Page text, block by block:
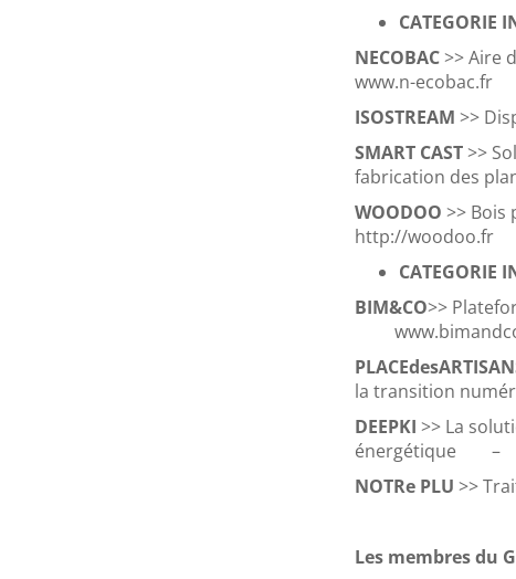
CATEGORIE
NECOBAC>>
www.n-ecobac.fr
ISOSTREAM>>
SMART CAST>>
fabrication des
WOODOO>>
http://woodoo.fr
CATEGORIE
BIM&CO>>
la transition
DEEPKI>> La
énergétique –
NOTRe PLU>>
Les membres du